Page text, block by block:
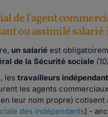
de l'agent
ou assimilé salarié
un salarié est
de la Sécurité sociale (10)
les travailleurs
les agents
leur nom propre) cotisent
des indépendants) -